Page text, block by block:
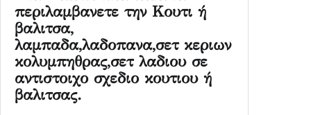
περιλαμβανετε την Κουτι ή
βαλιτσα,
λαμπαδα,λαδοπανα,σετ κεριων
κολυμπηθρας,σετ λαδιου σε
αντιστοιχο σχεδιο κουτιου ή
βαλιτσας.